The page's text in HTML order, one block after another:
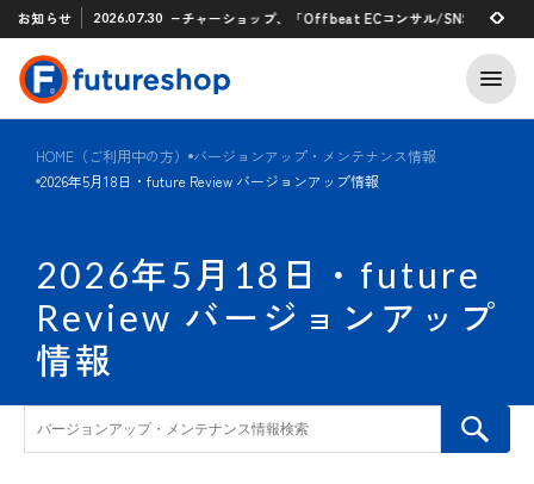
お知らせ
アプリ 「STAFF START」とのタグ連携を開始
2026.07.30
フューチャーショップ、「Offbeat ECコンサル/SNSマーケティング
2026.07.29
HOME（ご利用中の方）
バージョンアップ・メンテナンス情報
2026年5月18日・future Review バージョンアップ情報
2026年5月18日・future
Review バージョンアップ
情報